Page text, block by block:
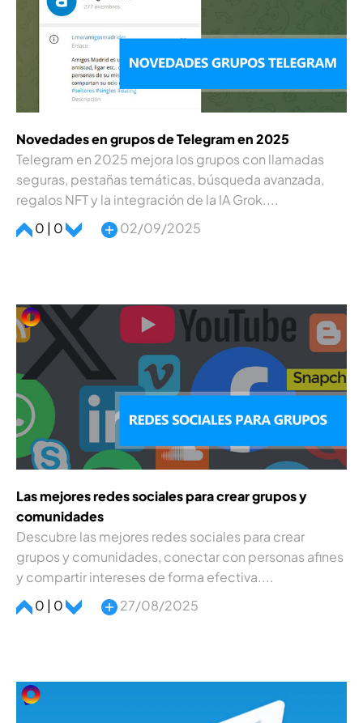
Novedades en grupos de Telegram en 2025
Telegram en 2025 mejora los grupos con llamadas
seguras, pestañas temáticas, búsqueda avanzada,
regalos NFT y la integración de la IA Grok....
0 | 0
02/09/2025
Las mejores redes sociales para crear grupos y
comunidades
Descubre las mejores redes sociales para crear
grupos y comunidades, conectar con personas afines
y compartir intereses de forma efectiva....
0 | 0
27/08/2025